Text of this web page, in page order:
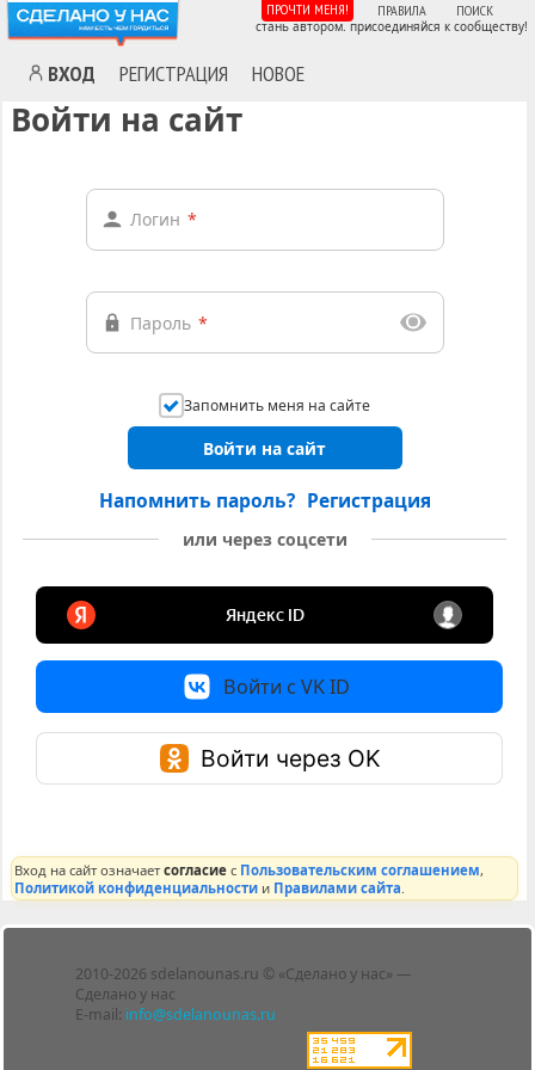
ВХОД РЕГИСТРАЦИЯ НОВОЕ
ПРОЧТИ МЕНЯ! ПРАВИЛА ПОИСК
стань автором. присоединяйся к сообществу!
Войти на сайт
Логин *
Пароль *
Запомнить меня на сайте
Войти на сайт
Напомнить пароль? Регистрация
или через соцсети
Войти с VK ID
Войти через OK
Вход на сайт означаетсогласие с Пользовательским соглашением,
Политикой конфиденциальности и Правилами сайта
2010-2026 sdelanounas.ru © «Сделано у нас» —
Сделано у нас
E-mail: info@sdelanounas.ru
Блоги
Люди
Политика